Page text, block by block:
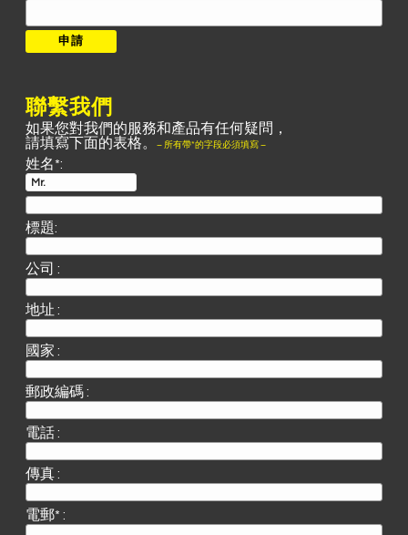
聯繫我們
如果您對我們的服務和產品有任何疑問，
請填寫下面的表格。– 所有帶*的字段必須填寫 –
姓名*:
標題:
公司 :
地址 :
國家 :
郵政編碼 :
電話 :
傳真 :
電郵* :